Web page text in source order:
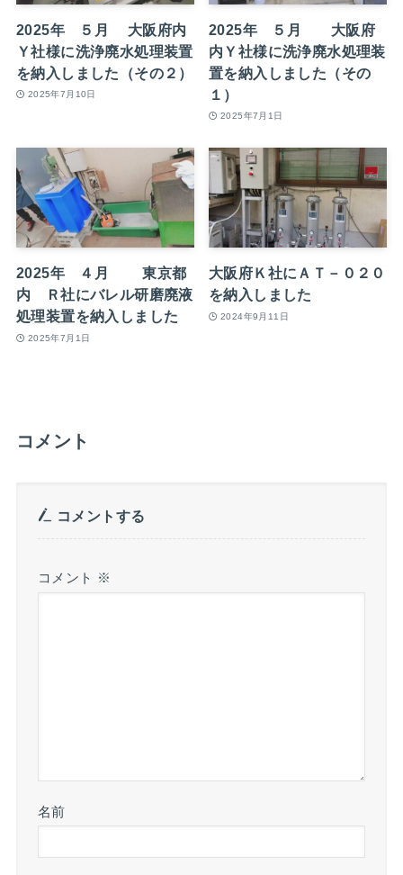
2025年 ５月 大阪府内
Ｙ社様に洗浄廃水処理装置
を納入しました（その２）
2025年7月10日
2025年 ５月 大阪府
内Ｙ社様に洗浄廃水処理装
置を納入しました（その
１）
2025年7月1日
2025年 ４月 東京都
内 Ｒ社にバレル研磨廃液
処理装置を納入しました
2025年7月1日
大阪府Ｋ社にＡＴ－０２０
を納入しました
2024年9月11日
コメント
コメントする
コメント ※
名前